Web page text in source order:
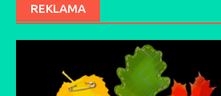
REKLAMA